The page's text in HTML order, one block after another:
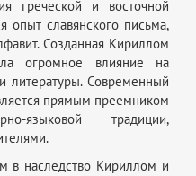
греческой и восточной
опыт славянского письма,
Созданная Кириллом
огромное влияние на
литературы. Современный
прямым преемником
языковой традиции,
в наследство Кириллом и